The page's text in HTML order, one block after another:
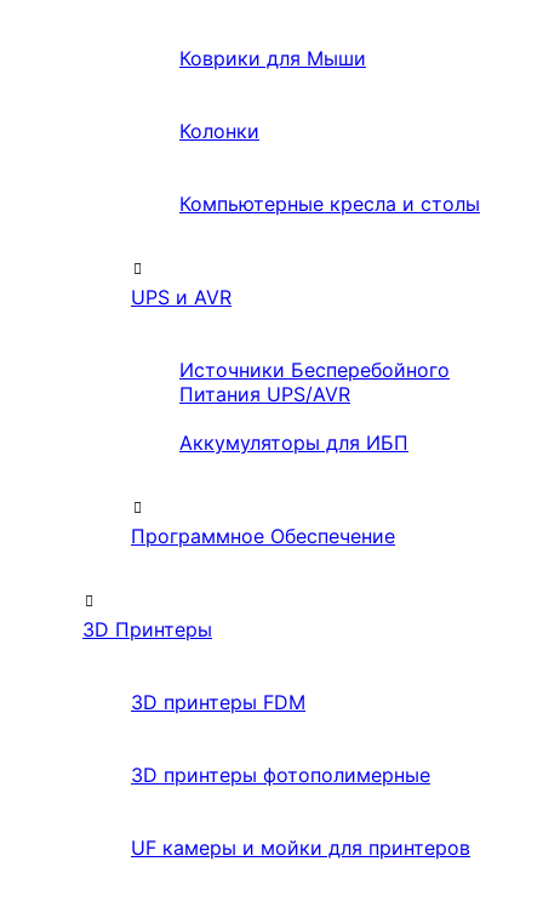
Коврики для Мыши
Колонки
Компьютерные кресла и столы
UPS и AVR
Источники Бесперебойного
Питания UPS/AVR
Аккумуляторы для ИБП
Программное Обеспечение
3D Принтеры
3D принтеры FDM
3D принтеры фотополимерные
UF камеры и мойки для принтеров